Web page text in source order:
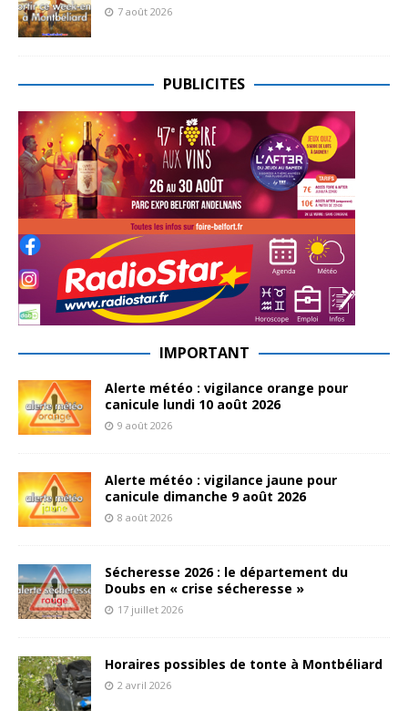
7 août 2026
PUBLICITES
IMPORTANT
Alerte météo : vigilance orange pour
canicule lundi 10 août 2026
9 août 2026
Alerte météo : vigilance jaune pour
canicule dimanche 9 août 2026
8 août 2026
Sécheresse 2026 : le département du
Doubs en « crise sécheresse »
17 juillet 2026
Horaires possibles de tonte à Montbéliard
2 avril 2026